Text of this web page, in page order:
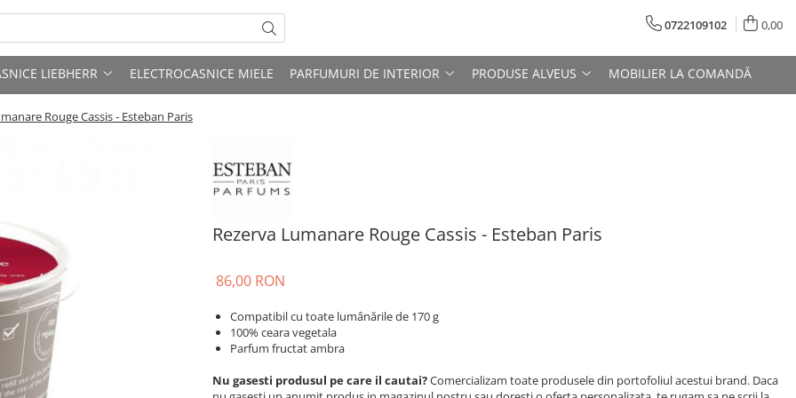
0722109102 0,00
LIEBHERR ELECTROCASNICE MIELE PARFUMURI DE INTERIOR PRODUSE ALVEUS MOBILIER LA COMANDĂ
Rouge Cassis - Esteban Paris
Rezerva Lumanare Rouge Cassis - Esteban Paris
86,00 RON
Compatibil cu toate lumânările de 170 g
100% ceara vegetala
Parfum fructat ambra
Nu gasesti produsul pe care il cautai?Comercializam toate produsele din portofoliul acestui brand. Daca